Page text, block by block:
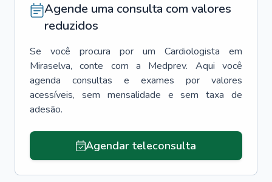
Agende uma consulta com valores
reduzidos
Se você procura por um Cardiologista
em
Miraselva, conte com a Medprev. Aqui você
agenda consultas e exames por valores
acessíveis, sem mensalidade e sem taxa de
adesão.
Agendar teleconsulta